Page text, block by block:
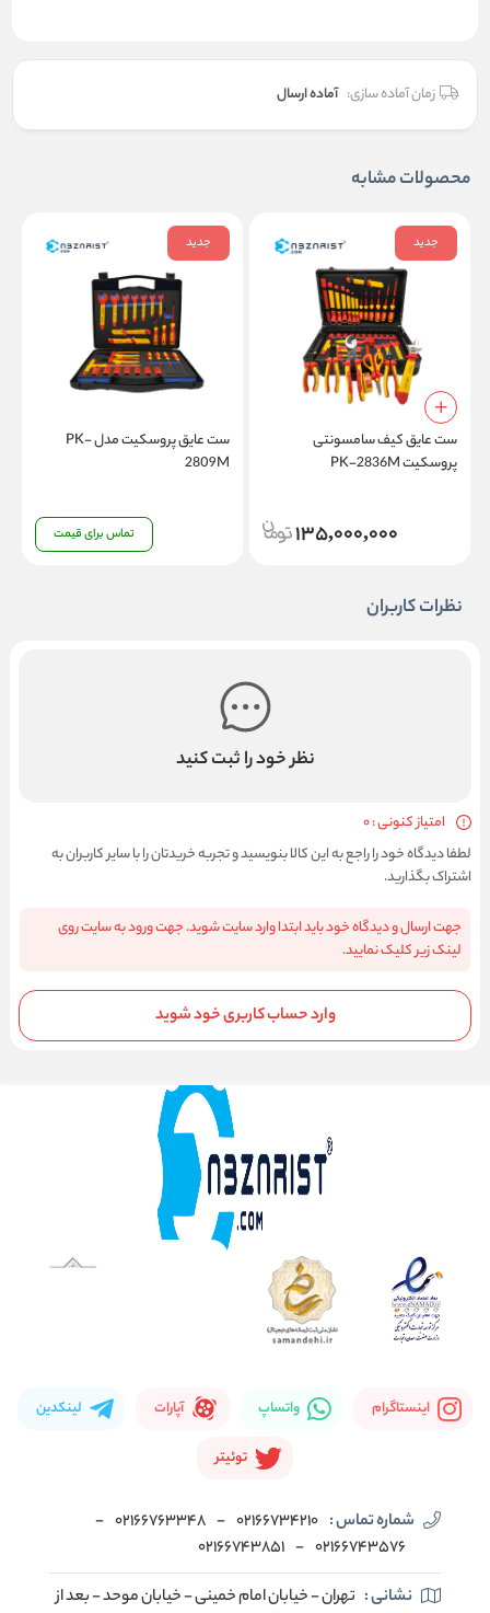
زمان آماده سازی: آماده ارسال
محصولات مشابه
جدید
ست عایق کیف سامسونتی
پروسکیت PK-2836M
135,000,000
جدید
ست عایق پروسکیت مدل PK-
2809M
تماس برای قیمت
نظرات کاربران
نظر خود را ثبت کنید
امتیاز کنونی : 0
لطفا دیدگاه خود را راجع به این کالا بنویسید و تجربه خریدتان را با سایر کاربران به
اشتراک بگذارید.
جهت ارسال و دیدگاه خود باید ابتدا وارد سایت شوید. جهت ورود به سایت روی
لینک زیر کلیک نمایید.
وارد حساب کاربری خود شوید
اینستاگرام واتساپ آپارات لینکدین
توئیتر
شماره تماس : 02166734210
-
02166763348
-
02166743576
-
02166743851
نشانی : تهران - خیابان امام خمینی - خیابان موحد - بعد از